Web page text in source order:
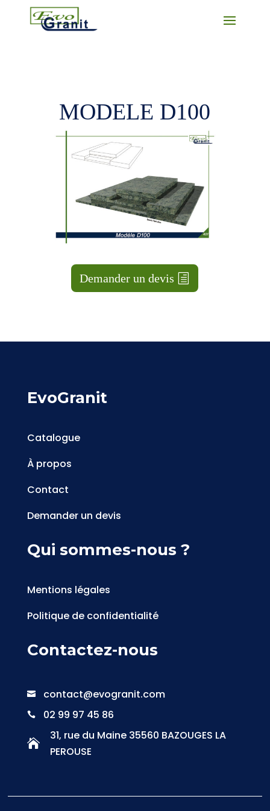
MODELE D100
Demander un devis
EvoGranit
Catalogue
À propos
Contact
Demander un devis
Qui sommes-nous ?
Mentions légales
Politique de confidentialité
Contactez-nous
 contact@evogranit.com
 02 99 97 45 86

31, rue du Maine 35560 BAZOUGES LA
PEROUSE